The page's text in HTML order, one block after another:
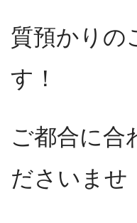
質預かりの
す！
ご都合に合
ださいませ